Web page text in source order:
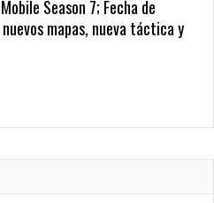
Season 7; Fecha de
mapas, nueva táctica y
2021 aparentemente ya fue